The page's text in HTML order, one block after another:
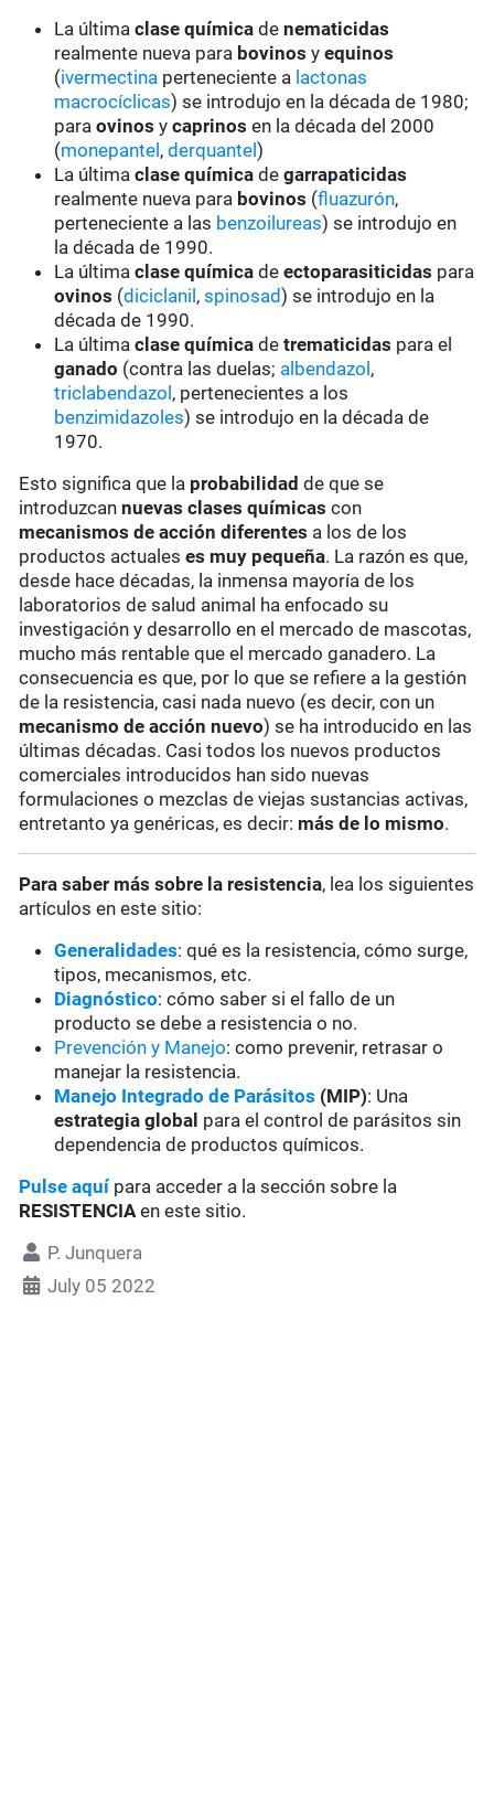
La últimaclase química denematicidas
realmente nueva para bovinos yequinos
(ivermectina perteneciente a lactonas
macrocíclicas) se introdujo en la década de 1980;
paraovinos ycaprinos en la década del 2000
(monepantel ,derquantel)
La últimaclase química degarrapaticidas
realmente nueva para bovinos (fluazurón,
perteneciente a las benzoilureas) se introdujo en
la década de 1990.
La últimaclase química deectoparasiticidas para
ovinos (diciclanil ,spinosad) se introdujo en la
década de 1990.
La últimaclase química detrematicidas para el
ganado (contra las duelas; albendazol ,
triclabendazol , pertenecientes a los
benzimidazoles) se introdujo en la década de
1970.
Esto significa que la probabilidad de que se
introduzcannuevas clases químicas con
mecanismos de acción diferentes a los de los
productos actualeses muy pequeña. La razón es que,
desde hace décadas, la inmensa mayoría de los
laboratorios de salud animal ha enfocado su
investigación y desarrollo en el mercado de mascotas,
mucho más rentable que el mercado ganadero. La
consecuencia es que, por lo que se refiere a la gestión
de la resistencia, casi nada nuevo (es decir, con un
mecanismo de acción nuevo) se ha introducido en las
últimas décadas. Casi todos los nuevos productos
comerciales introducidos han sido nuevas
formulaciones o mezclas de viejas sustancias activas,
entretanto ya genéricas, es decir: más de lo mismo.
Para saber más sobre la resistencia, lea los siguientes
artículos en este sitio:
Generalidades: qué es la resistencia, cómo surge,
tipos, mecanismos, etc.
Diagnóstico: cómo saber si el fallo de un
producto se debe a resistencia o no.
Prevención y Manejo: como prevenir, retrasar o
manejar la resistencia.
Manejo Integrado de Parásitos (MIP): Una
estrategia global para el control de parásitos sin
dependencia de productos químicos.
Pulse aquí para acceder a la sección sobre la
RESISTENCIAen este sitio.
P. Junquera
July 05 2022